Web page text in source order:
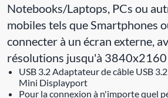
Notebooks/Laptops, PCs ou
mobiles tels que Smartphones
connecter à un écran externe,
résolutions jusqu'à 3840x2160
USB 3.2 Adaptateur de câble USB
Mini Displayport
Pour la connexion à n'importe quel